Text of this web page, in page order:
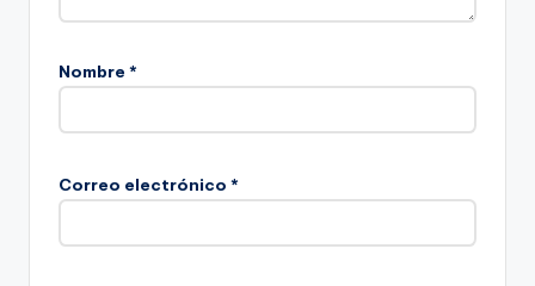
Nombre *
Correo electrónico *